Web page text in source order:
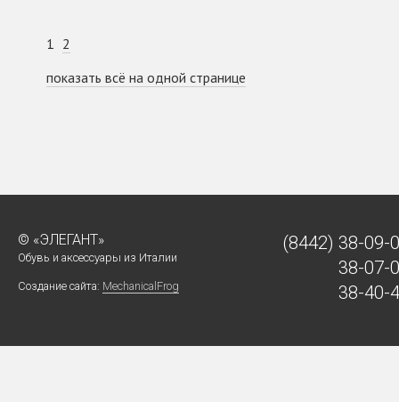
1 2
показать всё на одной странице
© «ЭЛЕГАНТ»
Обувь и аксессуары из Италии
Создание сайта: MechanicalFrog
(8442) 38-09-
38-07-
38-40-